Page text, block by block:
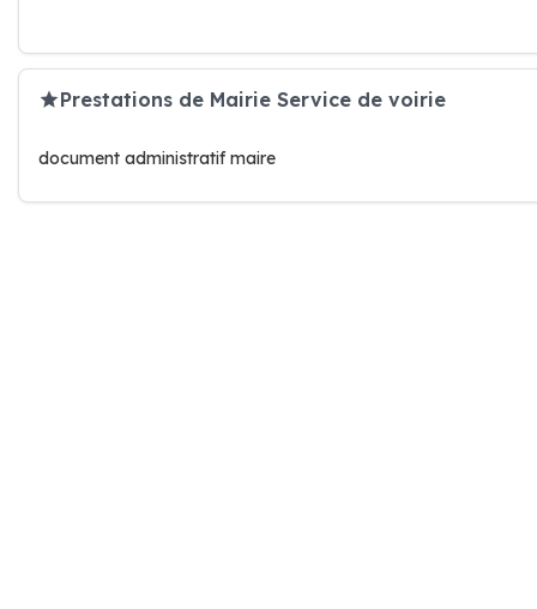
Prestations de Mairie Service de voirie
document administratif maire